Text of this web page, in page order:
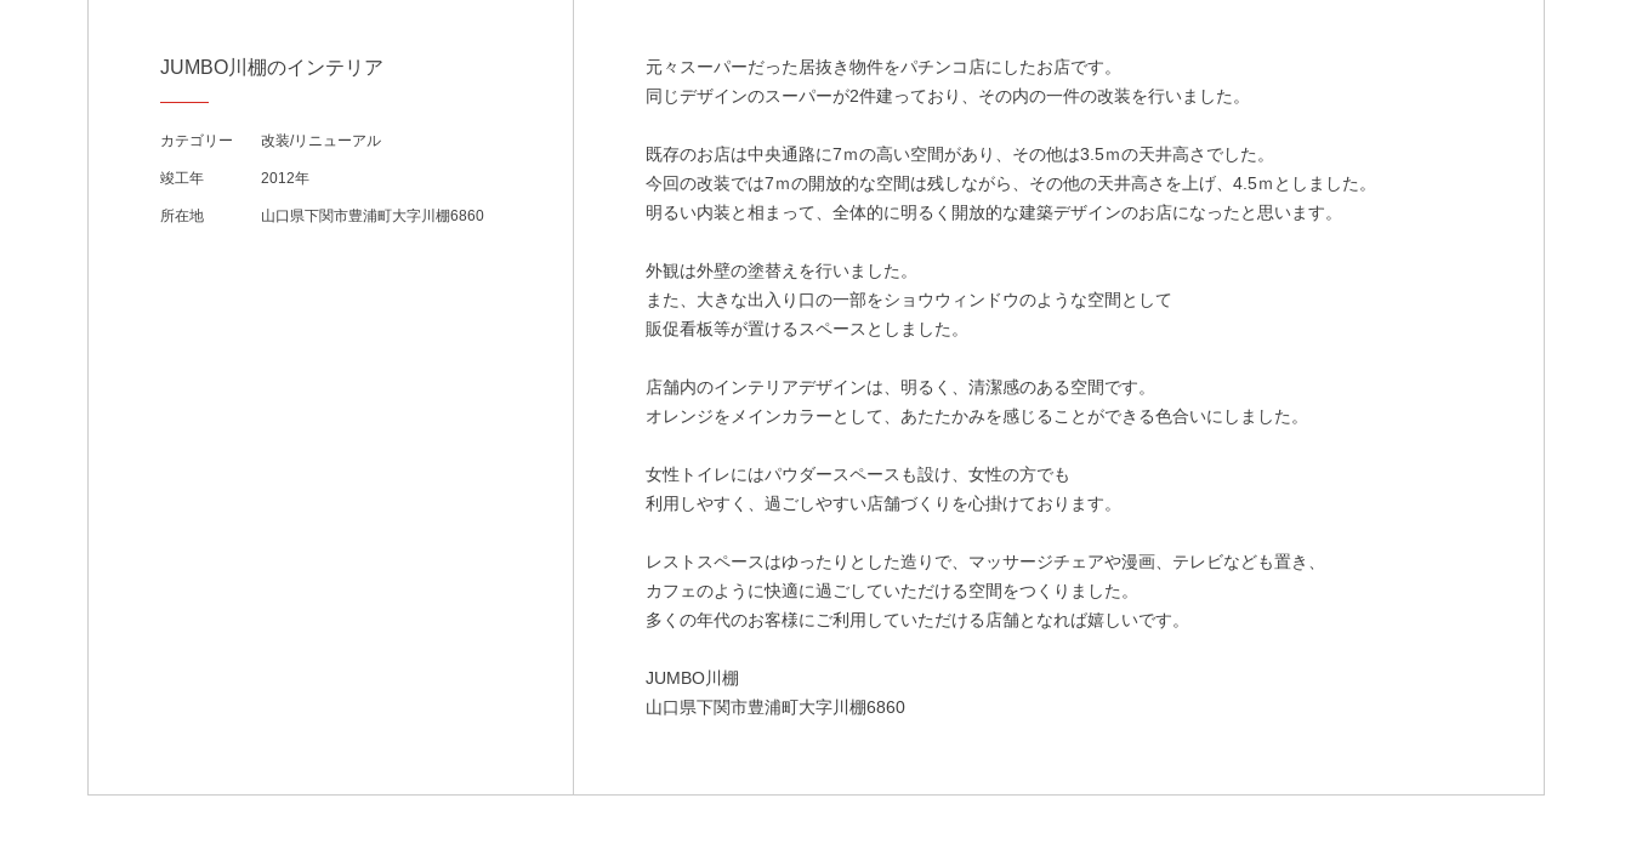
JUMBO川棚のインテリア
カテゴリー 改装/リニューアル
竣工年 2012年
所在地 山口県下関市豊浦町大字川棚6860
元々スーパーだった居抜き物件をパチンコ店にしたお店です。
同じデザインのスーパーが2件建っており、その内の一件の改装を行いました。
既存のお店は中央通路に7ｍの高い空間があり、その他は3.5ｍの天井高さでした。
今回の改装では7ｍの開放的な空間は残しながら、その他の天井高さを上げ、4.5ｍとしました。
明るい内装と相まって、全体的に明るく開放的な建築デザインのお店になったと思います。
外観は外壁の塗替えを行いました。
また、大きな出入り口の一部をショウウィンドウのような空間として
販促看板等が置けるスペースとしました。
店舗内のインテリアデザインは、明るく、清潔感のある空間です。
オレンジをメインカラーとして、あたたかみを感じることができる色合いにしました。
女性トイレにはパウダースペースも設け、女性の方でも
利用しやすく、過ごしやすい店舗づくりを心掛けております。
レストスペースはゆったりとした造りで、マッサージチェアや漫画、テレビなども置き、
カフェのように快適に過ごしていただける空間をつくりました。
多くの年代のお客様にご利用していただける店舗となれば嬉しいです。
JUMBO川棚
山口県下関市豊浦町大字川棚6860